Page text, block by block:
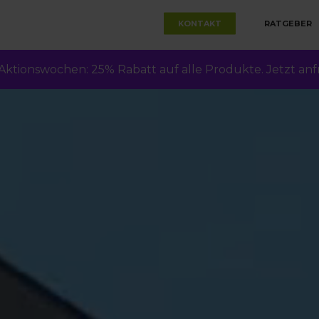
KONTAKT RATGEBER
25% Rabatt auf alle Produkte. Jetzt